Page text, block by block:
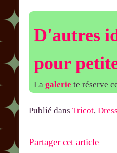
D'autres
pour
La galerie te réserve
Publié dans Tricot,
Partager cet article